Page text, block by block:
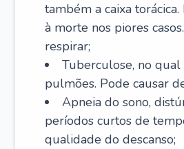
também a caixa
à morte nos piores
respirar;
Tuberculose, no qual
pulmões. Pode causar
Apneia do sono,
períodos curtos de
qualidade do descanso;